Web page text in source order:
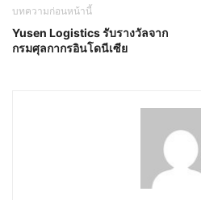
บทความก่อนหน้านี้
Yusen Logistics รับรางวัลจาก
กรมศุลกากรอินโดนีเซีย